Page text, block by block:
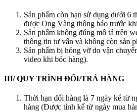
Sản phẩm còn hạn sử dụng dưới 6
được Ong Vàng thông báo trước
Sản phẩm không đúng mô tả trên
thông tin tư vấn và không còn sản
Sản phẩm bị hỏng vỡ do vận
video khi bóc hàng).
III/ QUY TRÌNH ĐỔI/TRẢ HÀNG
Thời hạn đổi hàng là 7 ngày kể từ
hàng (Được tính kể từ ngày mua